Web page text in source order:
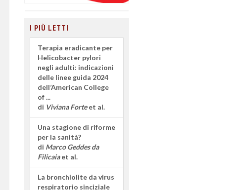
I PIÙ LETTI
Terapia eradicante per
Helicobacter pylori
negli adulti: indicazioni
delle linee guida 2024
dell’American College
of ...
di Viviana Forteet al.
Una stagione di riforme
per la sanità?
di Marco Geddes da
Filicaiaet al.
La bronchiolite da virus
respiratorio sinciziale